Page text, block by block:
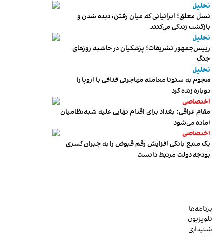
تحلیل
نسل معلق؛ ایرانیانی که میان رفتن، دیده شدن و
بازگشت زندگی می‌کنند
تحلیل
رییس‌جمهور تشریفات؛ پزشکیان در حاشیه روزهای
جنگ
تحلیل
هجوم به سئوتا معامله مهاجرتی قذافی با اروپا را
دوباره زنده کرد
اختصاصی
مقام عراقی: بغداد برای اقدام نهایی علیه شبه‌نظامیان
آماده می‌شود
اختصاصی
یک منبع بانکی افزایش رقم قبوض را به جبران کسری
بودجه دولت مرتبط دانست
برنامه‌ها
تلویزیون
شنیداری